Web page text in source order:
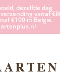
dezelfde dag
vanaf
€100 in België.